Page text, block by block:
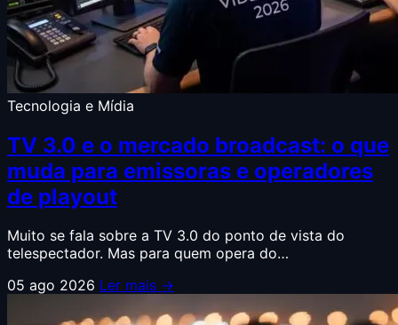
Tecnologia e Mídia
TV 3.0 e o mercado broadcast: o que
muda para emissoras e operadores
de playout
Muito se fala sobre a TV 3.0 do ponto de vista do
telespectador. Mas para quem opera do…
05 ago 2026 Ler mais →